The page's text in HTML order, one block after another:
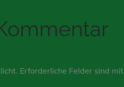
Erforderliche Felder sind mit